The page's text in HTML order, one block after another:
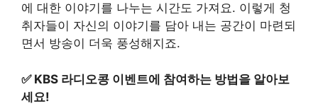
에 대한 이야기를 나누는 시간도 가져요. 이렇게 청
취자들이 자신의 이야기를 담아 내는 공간이 마련되
면서 방송이 더욱 풍성해지죠.
✅ KBS 라디오콩 이벤트에 참여하는 방법을 알아보
세요!